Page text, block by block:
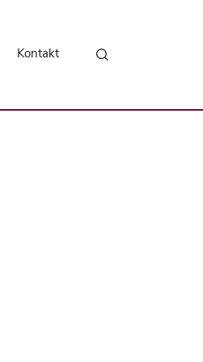
Kontakt
Przejdź do treści